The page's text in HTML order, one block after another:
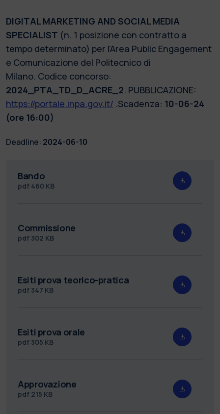
DIGITAL MARKETING AND SOCIAL MEDIA
SPECIALIST (n. 1 posizione con contratto a
tempo determinato) per l'Area Public Engagement
e Comunicazione del Politecnico di
Milano. Codice concorso:
2024_PTA_TD_D_ACRE_2. PUBBLICAZIONE:
https://portale.inpa.gov.it/ .Scadenza: 10-06-24
(ore 16:00)
Deadline: 2024-06-10
Bando
pdf 460 KB
Commissione
pdf 302 KB
Esiti prova teorico-pratica
pdf 347 KB
Esiti prova orale
pdf 305 KB
Approvazione
pdf 215 KB